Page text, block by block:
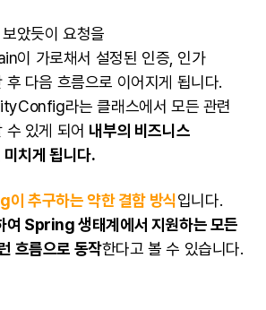
았듯이 요청을
이 가로채서 설정된 인증, 인가
후 다음 흐름으로 이어지게 됩니다.
라는 클래스에서 모든 관련
수 있게 되어 내부의 비즈니스
치게 됩니다.
추구하는 약한 결함 방식입니다.
Spring 생태계에서 지원하는 모든
흐름으로 동작한다고 볼 수 있습니다.